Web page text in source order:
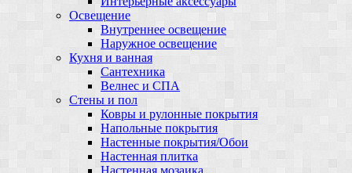
Освещение
Внутреннее освещение
Наружное освещение
Кухня и ванная
Сантехника
Велнес и СПА
Стены и пол
Ковры и рулонные покрытия
Напольные покрытия
Настенные покрытия/Обои
Настенная плитка
Настенная мозаика